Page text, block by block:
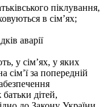
піклування,
в сім’ях;
аварії
у сім’ях, у яких
сім’ї за попередній
дітей,